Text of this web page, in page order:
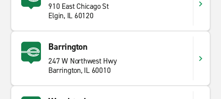
910 East Chicago St
Elgin, IL 60120
Barrington
247 W Northwest Hwy
Barrington, IL 60010